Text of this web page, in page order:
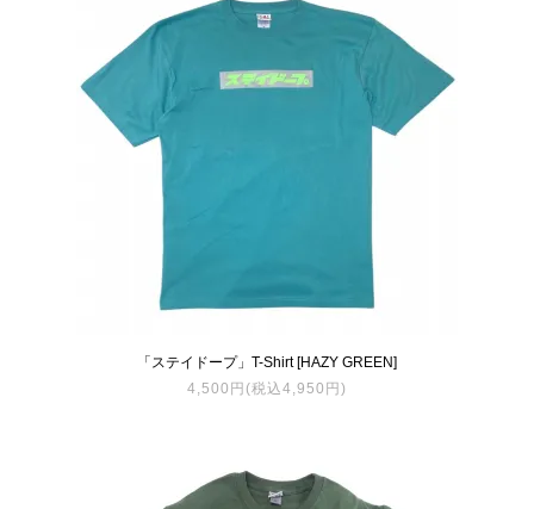
「ステイドープ」T-Shirt [HAZY GREEN]
4,500円(税込4,950円)